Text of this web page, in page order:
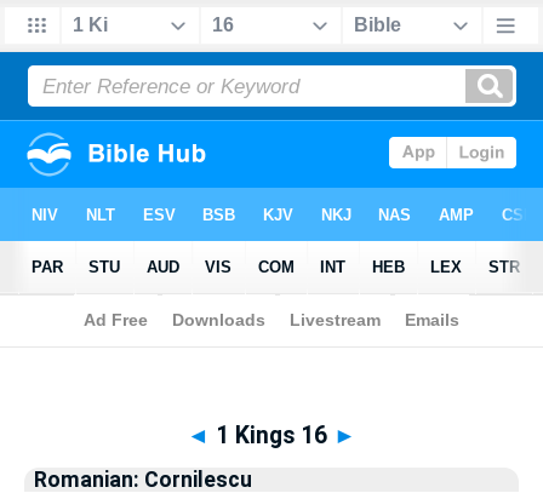
Biblia>Romanian: Cornilescu > 1 Kings 16
◄ 1 Kings 16 ►
Romanian: Cornilescu